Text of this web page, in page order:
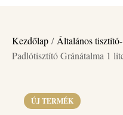
Kezdőlap / Általános
Padlótisztító Gránátalma 1
ÚJ TERMÉK